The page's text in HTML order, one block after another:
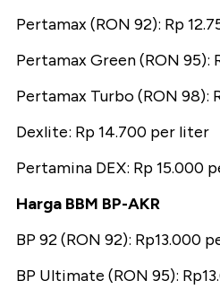
Pertamax (RON 92): Rp
Pertamax Green (RON 95):
Pertamax Turbo (RON 98):
Dexlite: Rp 14.700 per liter
Pertamina DEX: Rp 15.000
Harga BBM BP-AKR
BP 92 (RON 92): Rp13.000
BP Ultimate (RON 95):